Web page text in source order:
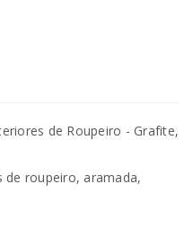
de Roupeiro - Grafite,
de roupeiro, aramada,